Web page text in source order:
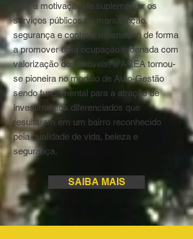
com a motivação de suplementar os
serviços públicos de manutenção,
segurança e controle urbanístico de forma
a promover uma ocupação ordenada com
valorização dos imóveis, a AREA tornou-
se pioneira no modelo de Auto-Gestão
sendo fundamental para a atração de
investimentos diferenciados que
resultaram em um bairro reconhecido
pela qualidade de vida, beleza e
segurança.
SAIBA MAIS